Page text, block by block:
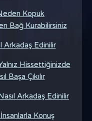
Kopuk
Bağ Kurabilirsiniz
Arkadaş Edinilir
Hissettiğinizde
Başa Çıkılır
Arkadaş Edinilir
Konuş